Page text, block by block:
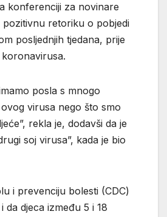
konferenciji za novinare
pozitivnu retoriku o pobjedi
posljednjih tjedana, prije
posla s mnogo
virusa nego što smo
rekla je, dodavši da je
soj virusa”, kada je bio
i prevenciju bolesti (CDC)
da djeca između 5 i 18